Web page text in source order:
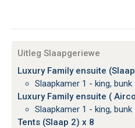
Uitleg Slaapgeriewe
Luxury Family ensuite
Slaapkamer 1 - king, bunk
Luxury Family ensuite (
Slaapkamer 1 - king, bunk
Tents (Slaap 2) x 8